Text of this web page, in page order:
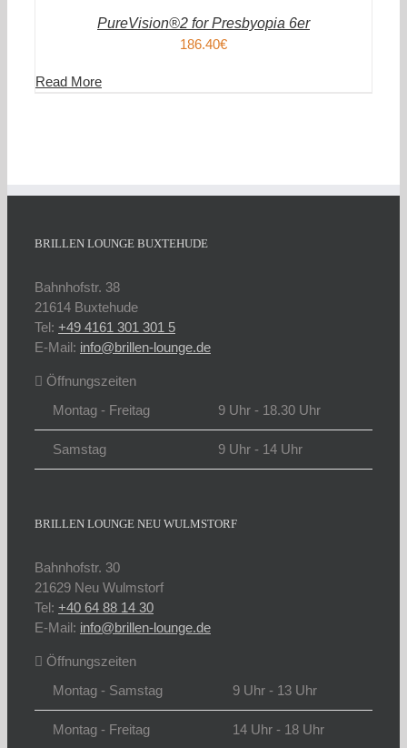
PureVision®2 for Presbyopia 6er
186.40€
Read More
BRILLEN LOUNGE BUXTEHUDE
Bahnhofstr. 38
21614 Buxtehude
Tel: +49 4161 301 301 5
E-Mail: info@brillen-lounge.de
Öffnungszeiten
Montag - Freitag
9 Uhr - 18.30 Uhr
Samstag 9 Uhr - 14 Uhr
BRILLEN LOUNGE NEU WULMSTORF
Bahnhofstr. 30
21629 Neu Wulmstorf
Tel: +40 64 88 14 30
E-Mail: info@brillen-lounge.de
Öffnungszeiten
Montag - Samstag
9 Uhr - 13 Uhr
Montag - Freitag 14 Uhr - 18 Uhr